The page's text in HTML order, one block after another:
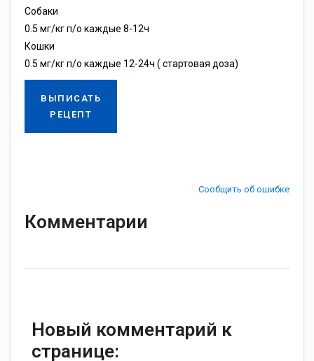
Собаки
0.5 мг/кг п/о каждые 8-12ч
Кошки
0.5 мг/кг п/о каждые 12-24ч ( стартовая доза)
ВЫПИСАТЬ
РЕЦЕПТ
Сообщить об ошибке
Комментарии
Новый комментарий к
странице: